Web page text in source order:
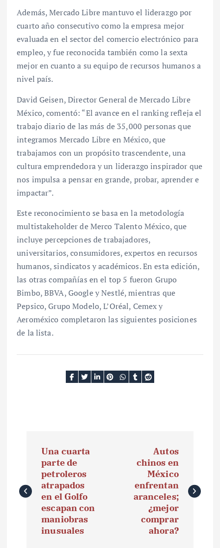
Además, Mercado Libre mantuvo el liderazgo por
cuarto año consecutivo como la empresa mejor
evaluada en el sector del comercio electrónico para
empleo, y fue reconocida también como la sexta
mejor en cuanto a su equipo de recursos humanos a
nivel país.
David Geisen, Director General de Mercado Libre
México, comentó: “El avance en el ranking refleja el
trabajo diario de las más de 35,000 personas que
integramos Mercado Libre en México, que
trabajamos con un propósito trascendente, una
cultura emprendedora y un liderazgo inspirador que
nos impulsa a pensar en grande, probar, aprender e
impactar”.
Este reconocimiento se basa en la metodología
multistakeholder de Merco Talento México, que
incluye percepciones de trabajadores,
universitarios, consumidores, expertos en recursos
humanos, sindicatos y académicos. En esta edición,
las otras compañías en el top 5 fueron Grupo
Bimbo, BBVA, Google y Nestlé, mientras que
Pepsico, Grupo Modelo, L’Oréal, Cemex y
Aeroméxico completaron las siguientes posiciones
de la lista.
v
e
Una cuarta
parte de
petroleros
atrapados
en el Golfo
escapan con
maniobras
inusuales
Autos
chinos en
México
enfrentan
aranceles;
¿mejor
comprar
ahora?